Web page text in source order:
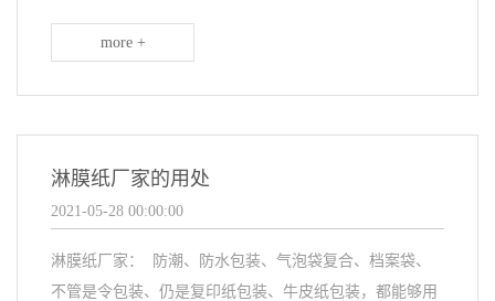
more +
淋膜纸厂家的用处
2021-05-28 00:00:00
淋膜纸厂家： 防潮、防水包装、气泡袋复合、档案袋、
不管是令包装、仍是复印纸包装、牛皮纸包装，都能够用